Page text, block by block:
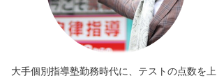
大手個別指導塾勤務時代に、テストの点数を上